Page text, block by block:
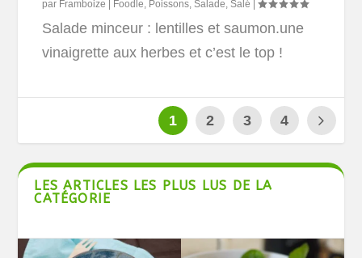
par Framboize Foodle, Poissons,Salade,Salé |
Salade minceur : lentilles et saumon.une
vinaigrette aux herbes et c’est le top !
1 2 3 4
LES ARTICLES LES PLUS LUS DE LA
CATÉGORIE